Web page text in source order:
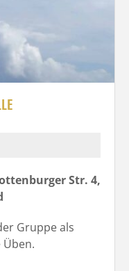
Str. 4,
Gruppe als